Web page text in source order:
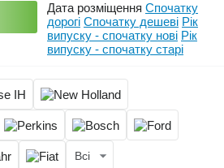
Дата розміщення Спочатку
дорогі Спочатку дешеві Рік
випуску - спочатку нові Рік
випуску - спочатку старі
Всі